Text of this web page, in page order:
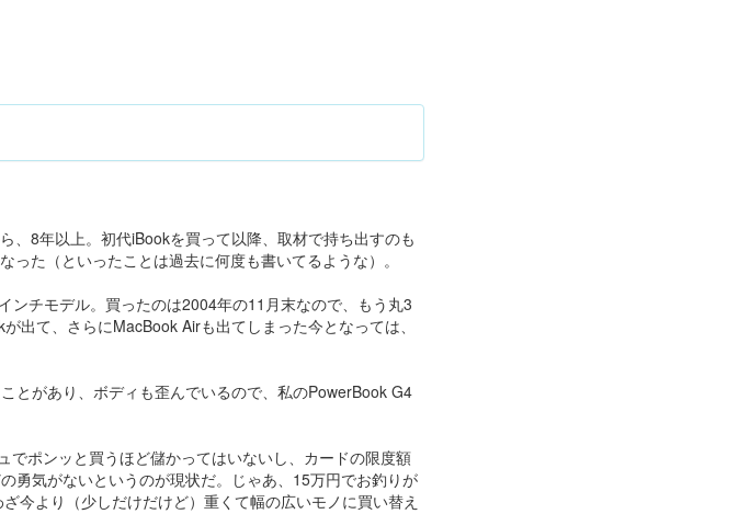
、8年以上。初代iBookを買って以降、取材で持ち出すのも
た（といったことは過去に何度も書いてるような）。
チモデル。買ったのは2004年の11月末なので、もう丸3
出て、さらにMacBook Airも出てしまった今となっては、
とがあり、ボディも歪んでいるので、私のPowerBook G4
ポンッと買うほど儲かってはいないし、カードの限度額
勇気がないというのが現状だ。じゃあ、15万円でお釣りが
今より（少しだけだけど）重くて幅の広いモノに買い替え